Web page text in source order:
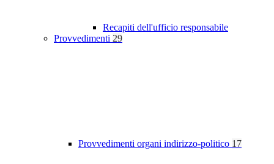
Recapiti dell'ufficio responsabile
Provvedimenti 29
Provvedimenti organi indirizzo-politico 17